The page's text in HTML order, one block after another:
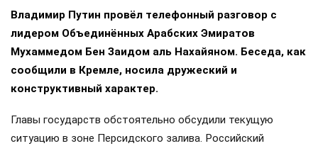
Владимир Путин провёл телефонный разговор с
лидером Объединённых Арабских Эмиратов
Мухаммедом Бен Заидом аль Нахайяном. Беседа, как
сообщили в Кремле, носила дружеский и
конструктивный характер.
Главы государств обстоятельно обсудили текущую
ситуацию в зоне Персидского залива. Российский